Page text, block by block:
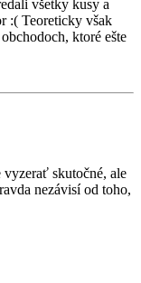
všetky kusy a
:( Teoreticky však
ktoré ešte
vyzerať skutočné, ale
nezávisí od toho,